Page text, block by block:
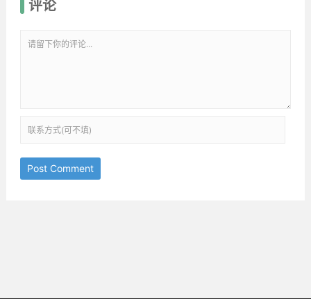
评论
Post Comment